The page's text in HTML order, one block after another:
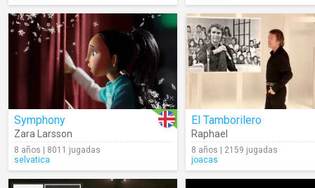
Symphony
Zara Larsson
8 años | 8011 jugadas
selvatica
El Tamborilero
Raphael
8 años | 2159 jugadas
joacas